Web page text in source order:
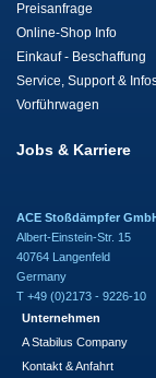
Preisanfrage
Online-Shop Info
Einkauf - Beschaffung
Service, Support &
Vorführwagen
Jobs & Karriere
ACE Stoßdämpfer
Albert-Einstein-Str. 15
40764 Langenfeld
Germany
T +49 (0)2173 - 9226-10
Unternehmen
A Stabilus Company
Kontakt & Anfahrt